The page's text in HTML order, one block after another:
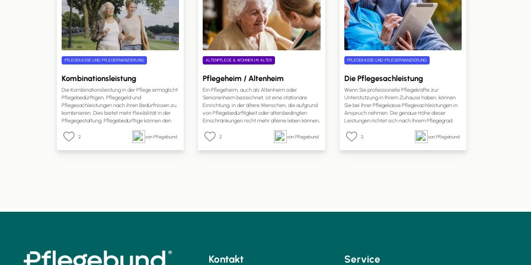
PFLEGEKASSE UND PFLEGEFINANZIERUNG
Kombinationsleistung
Die Kombinationsleistung in der Pflege ermöglicht
Pflegebedürftigen, Pflegegeld und
Pflegesachleistungen nach ihren Bedürfnissen zu
kombinieren. Dies bietet mehr Flexibilität in der
Pflegegestaltung. Pflegebedürftige können den
bei der Pflegekasse ist erforderlich, und die
Kostenabrechnung erfolgt direkt mit den
Pflegeleistungserbringern. Dies ermöglicht eine
2 von Pflegebund
ALTENPFLEGE & WOHNEN IM ALTER
Pflegeheim / Altenheim
Ein Pflegeheim, auch als Altenheim oder
Seniorenheim bezeichnet, ist eine stationäre
Einrichtung, in der ältere Menschen, die aufgrund
von Pflegebedürftigkeit oder altersbedingten
Einschränkungen nicht mehr alleine leben können,
erhalten. Pflegeheime sind spezialisierte
Einrichtungen, die rund um die Uhr professionelle
Pflege und Unterstützung bieten.
2 von Pflegebund
PFLEGEKASSE UND PFLEGEFINANZIERUNG
Die Pflegesachleistung
Wenn Sie professionelle Pflegekräfte zur
Unterstützung in Ihrem Zuhause haben, können
Sie bei Ihrer Pflegekasse Pflegesachleistungen in
Anspruch nehmen. Die genaue Höhe dieser
Leistungen richtet sich nach Ihrem Pflegegrad.
mit Pflegesachleistungen finanzieren können, wie
hoch Ihr Anspruch ist und wie Sie die
Pflegesachleistungen beantragen können.
2 von Pflegebund
Kontakt Service